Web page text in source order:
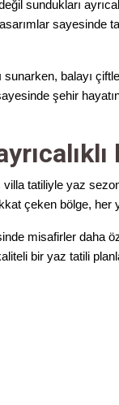
sundukları
sayesinde
balayı
şehir
tatiliyle yaz
çeken bölge, her
misafirler daha
bir yaz tatili